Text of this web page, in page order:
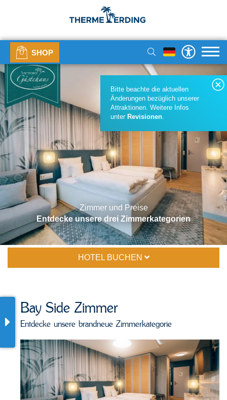
SHOP
Bitte beachte die aktuellen
Änderungen bezüglich unserer
Attraktionen. Weitere Infos
unter Revisionen.
Zimmer und Preise
Entdecke unsere drei Zimmerkategorien
HOTEL BUCHEN
Bay Side Zimmer
Entdecke unsere brandneue Zimmerkategorie